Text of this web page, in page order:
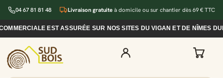
04 67 81 81 48 Livraison gratuite à domicile ou sur chantier dès 69 € TTC
EST ASSURÉE SUR NOS SITES DU VIGAN ET DE NÎMES